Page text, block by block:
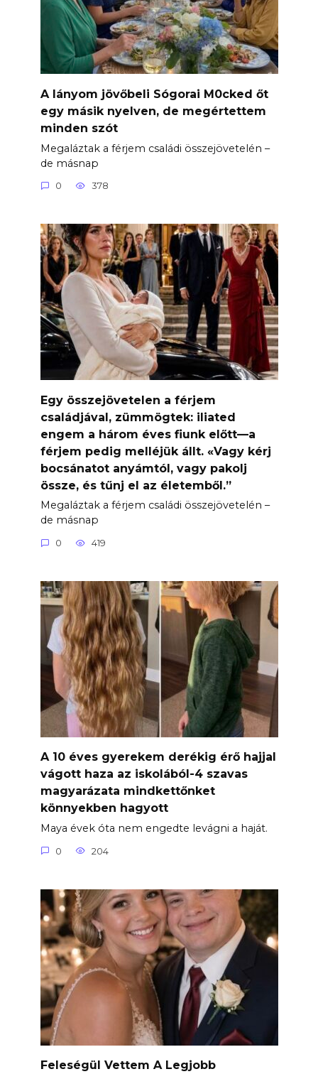
A lányom jövőbeli Sógorai M0cked őt
egy másik nyelven, de megértettem
minden szót
Megaláztak a férjem családi összejövetelén –
de másnap
0 378
Egy összejövetelen a férjem
családjával, zümmögtek: iliated
engem a három éves fiunk előtt—a
férjem pedig melléjük állt. «Vagy kérj
bocsánatot anyámtól, vagy pakolj
össze, és tűnj el az életemből.”
Megaláztak a férjem családi összejövetelén –
de másnap
0 419
A 10 éves gyerekem derékig érő hajjal
vágott haza az iskolából-4 szavas
magyarázata mindkettőnket
könnyekben hagyott
Maya évek óta nem engedte levágni a haját.
0 204
Feleségül Vettem A Legjobb